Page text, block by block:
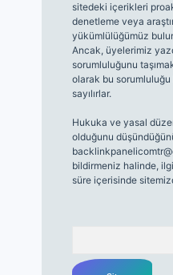
sitedeki içerikleri
denetleme veya
yükümlülüğümüz
Ancak, üyelerimiz
sorumluluğunu
olarak bu
sayılırlar.
Hukuka ve yasal
olduğunu
bildirmeniz halinde,
süre içerisinde